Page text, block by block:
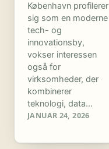
København profilerer
sig som en moderne
tech- og
innovationsby,
vokser interessen
også for
virksomheder, der
kombinerer
teknologi, data…
JANUAR 24, 2026